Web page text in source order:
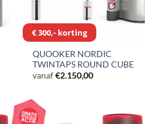
€ 300,- korting
QUOOKER NORDIC
TWINTAPS ROUND CUBE
vanaf€2.150,00